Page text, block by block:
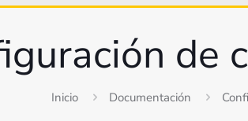
de
Inicio Documentación